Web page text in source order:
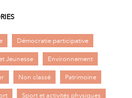
Démocratie participative
Jeunesse Environnement
Non classé Patrimoine
Sport et activités physiques